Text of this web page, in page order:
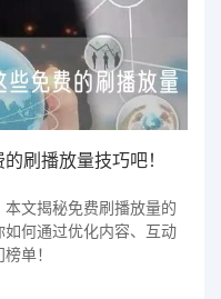
刷播放量技巧吧！
文揭秘免费刷播放量的
何通过优化内容、互动
单！